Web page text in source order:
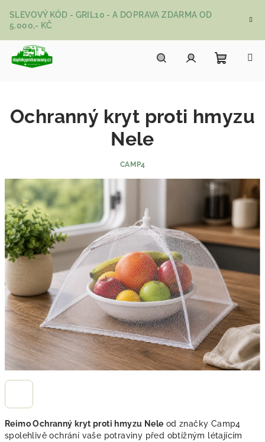
SLEVOVÝ KÓD - GRIL10 - A DOPRAVA ZDARMA OD
5.000,- KČ
Reimo Ochranný kryt proti hmyzu Nele od značky Camp4
spolehlivě ochrání vaše potraviny před obtížným létajícím
Ochranný kryt proti hmyzu
Nele
CAMP4